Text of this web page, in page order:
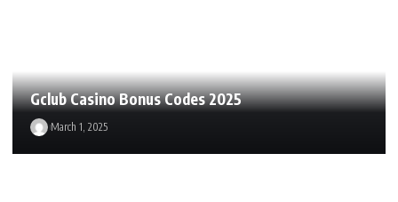
Gclub Casino Bonus Codes 2025
March 1, 2025